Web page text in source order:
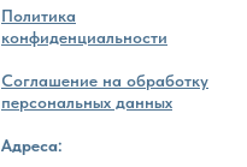
Политика
конфиденциальности
Соглашение на обработку
персональных данных
Адреса: